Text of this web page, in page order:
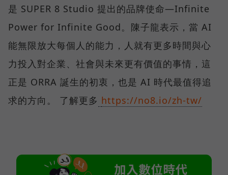
是 SUPER 8 Studio 提出的品牌使命—Infinite
Power for Infinite Good。陳子龍表示，當 AI
能無限放大每個人的能力，人就有更多時間與心
力投入對企業、社會與未來更有價值的事情，這
正是 ORRA 誕生的初衷，也是 AI 時代最值得追
求的方向。 了解更多 https://no8.io/zh-tw/